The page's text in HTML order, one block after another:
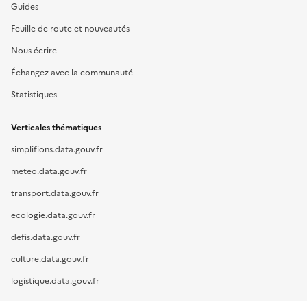
Guides
Feuille de route et nouveautés
Nous écrire
Échangez avec la communauté
Statistiques
Verticales thématiques
simplifions.data.gouv.fr
meteo.data.gouv.fr
transport.data.gouv.fr
ecologie.data.gouv.fr
defis.data.gouv.fr
culture.data.gouv.fr
logistique.data.gouv.fr